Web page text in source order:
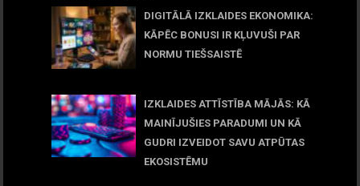
DIGITĀLĀ IZKLAIDES EKONOMIKA:
KĀPĒC BONUSI IR KĻUVUŠI PAR
NORMU TIEŠSAISTĒ
IZKLAIDES ATTĪSTĪBA MĀJĀS: KĀ
MAINĪJUŠIES PARADUMI UN KĀ
GUDRI IZVEIDOT SAVU ATPŪTAS
EKOSISTĒMU